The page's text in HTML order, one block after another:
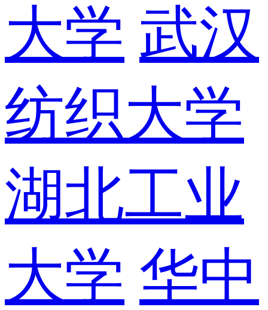
大学 武汉
纺织大学
湖北工业
大学 华中